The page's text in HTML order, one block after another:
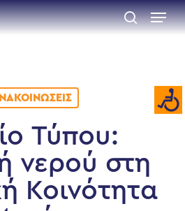
search
Menu
Τύπου:
νερού στη
Κοινότητα